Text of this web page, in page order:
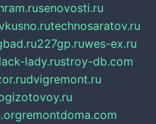
senovosti.ru
technosaratov.ru
227gp.ruwes-ex.ru
lady.rustroy-db.com
dvigremont.ru
remontdoma.com